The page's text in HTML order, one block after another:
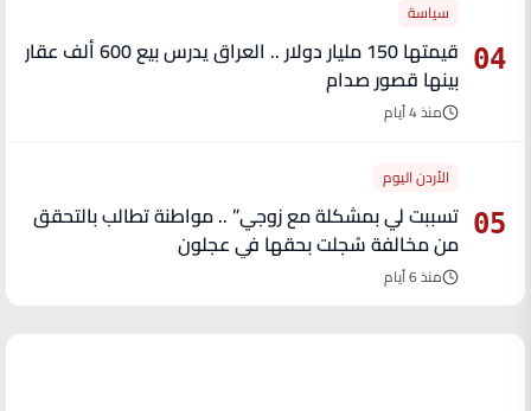
04
سياسة
قيمتها 150 مليار دولار .. العراق يدرس بيع 600 ألف عقار
بينها قصور صدام
منذ 4 أيام
05
الأردن اليوم
تسببت لي بمشكلة مع زوجي” .. مواطنة تطالب بالتحقق
من مخالفة سُجلت بحقها في عجلون
منذ 6 أيام